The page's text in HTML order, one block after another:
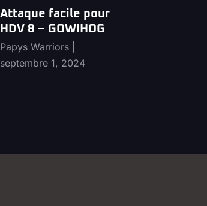
Attaque facile pour
HDV 8 – GOWIHOG
Papys Warriors
septembre 1, 2024